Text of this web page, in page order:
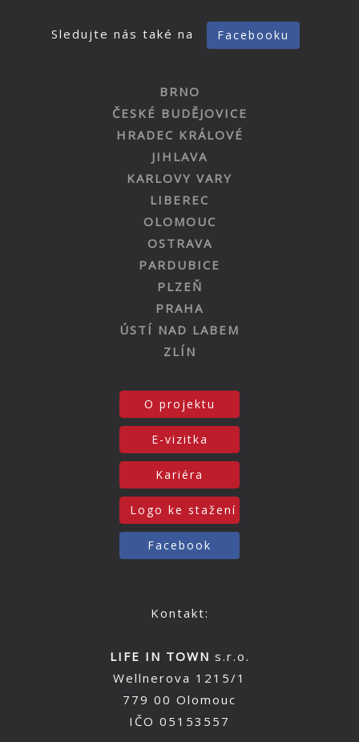
Sledujte nás také na Facebooku
BRNO
ČESKÉ BUDĚJOVICE
HRADEC KRÁLOVÉ
JIHLAVA
KARLOVY VARY
LIBEREC
OLOMOUC
OSTRAVA
PARDUBICE
PLZEŇ
PRAHA
ÚSTÍ NAD LABEM
ZLÍN
O projektu
E-vizitka
Kariéra
Logo ke stažení
Facebook
Kontakt:
LIFE IN TOWN s.r.o.
Wellnerova 1215/1
779 00 Olomouc
IČO 05153557